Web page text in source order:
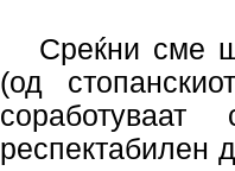
Среќни сме
(од
респектабилен